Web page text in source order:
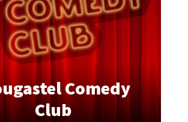
Comedy
Club